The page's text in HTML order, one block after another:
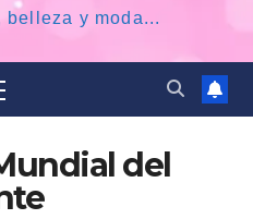
belleza y moda...
del